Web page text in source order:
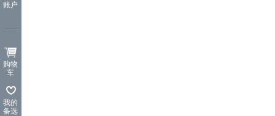
账户
购物
车
我的
备选